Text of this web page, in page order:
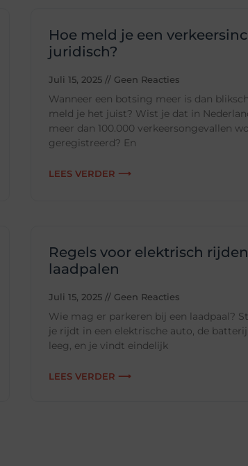
Hoe meld je een
juridisch?
Juli 15, 2025 Geen Reacties
Wanneer een botsing meer is dan
meld je het juist? Wist je dat in
meer dan 100.000 verkeersongevallen
geregistreerd? En
LEES VERDER ⟶
Regels voor elektrisch
laadpalen
Juli 15, 2025 Geen Reacties
Wie mag er parkeren bij een laadpaal?
je rijdt in een elektrische auto, de
leeg, en je vindt eindelijk
LEES VERDER ⟶